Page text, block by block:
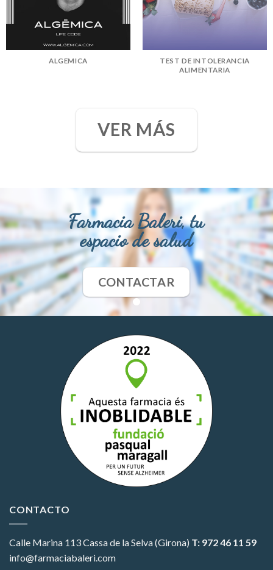
ALGEMICA
TEST DE INTOLERANCIA
ALIMENTARIA
VER MÁS
Farmacia Baleri, tu
espacio de salud
CONTACTAR
CONTACTO
Calle Marina 113Cassa de la Selva (Girona) T: 972 46 11 59
info@farmaciabaleri.com